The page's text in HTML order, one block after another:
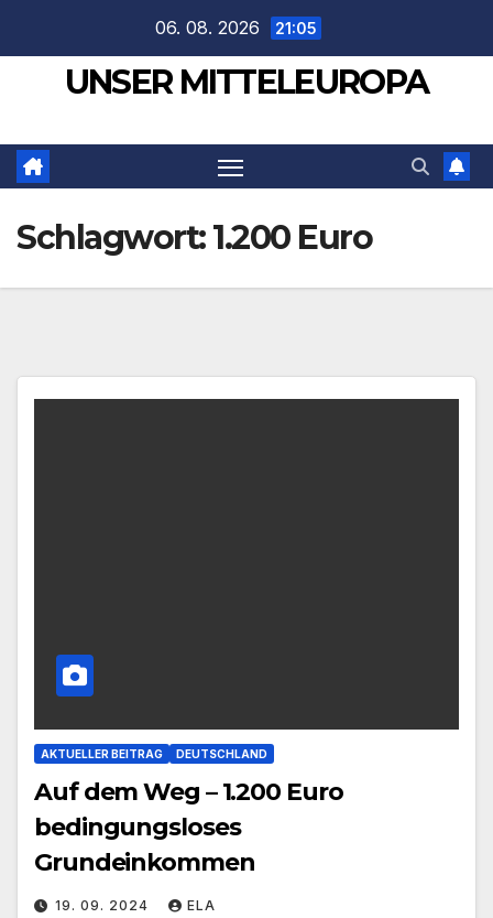
springen
06. 08. 2026 21:05
UNSER MITTELEUROPA
Schlagwort:1.200 Euro
AKTUELLER BEITRAG DEUTSCHLAND
Auf dem Weg – 1.200 Euro
bedingungsloses
Grundeinkommen
19. 09. 2024 ELA